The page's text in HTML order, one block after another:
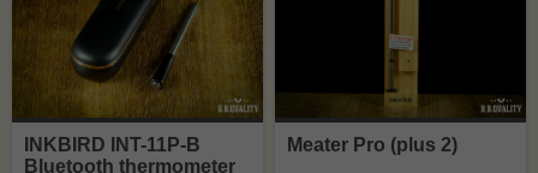
INKBIRD INT-11P-B
Bluetooth thermometer
Meater Pro (plus 2)